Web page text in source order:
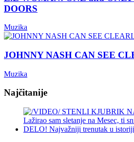
DOORS
Muzika
JOHNNY NASH CAN SEE
Muzika
Najčitanije